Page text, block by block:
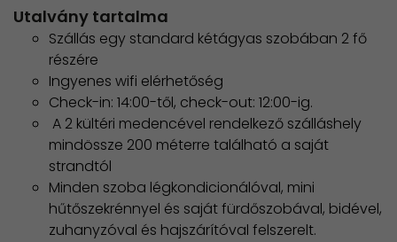
Utalvány tartalma
Szállás egy standard kétágyas szobában 2 fő
részére
Ingyenes wifi elérhetőség
Check-in: 14:00-től, check-out: 12:00-ig.
A 2 kültéri medencével rendelkező szálláshely
mindössze 200 méterre található a saját
strandtól
Minden szoba légkondicionálóval, mini
hűtőszekrénnyel és saját fürdőszobával, bidével,
zuhanyzóval és hajszárítóval felszerelt.